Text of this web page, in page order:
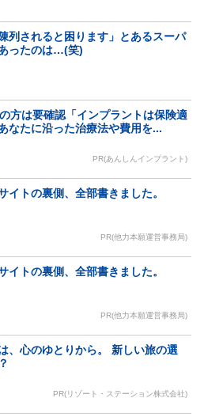
列されると困ります」とあるスーパ
ったのは…(笑)
方は要確認「インプラントは保険適
なたに沿った治療法や費用を...
PR(あんしんインプラント)
イトの裏側、全部書きました。
PR(他力本願運営事務局)
イトの裏側、全部書きました。
PR(他力本願運営事務局)
、心のゆとりから。 新しい旅の選
PR(リゾート・ステーション株式会社)